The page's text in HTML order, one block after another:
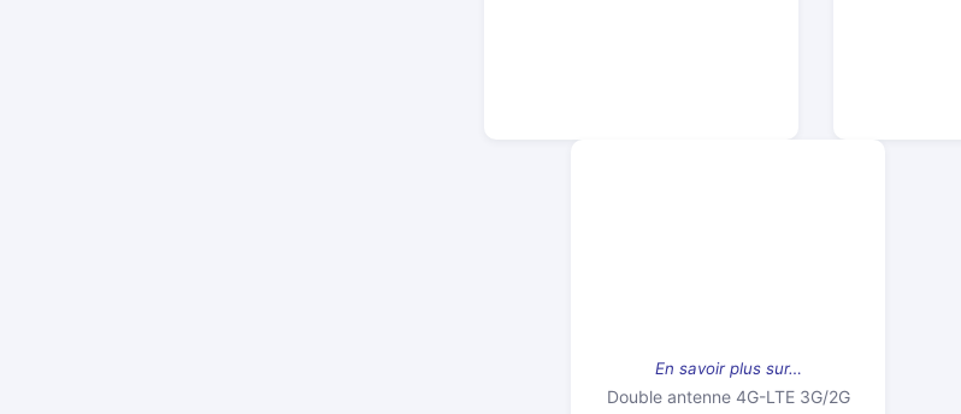
En savoir plus sur…
Double antenne 4G-LTE 3G/2G